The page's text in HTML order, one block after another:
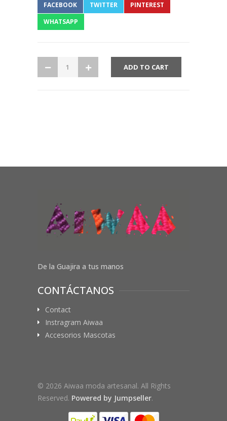
FACEBOOK TWITTER
PINTEREST
WHATSAPP
De la Guajira a tus manos
CONTÁCTANOS
Contact
Instragram Aiwaa
Accesorios Mascotas
© 2026 Aiwaa moda artesanal. All Rights
Reserved. Powered by Jumpseller.